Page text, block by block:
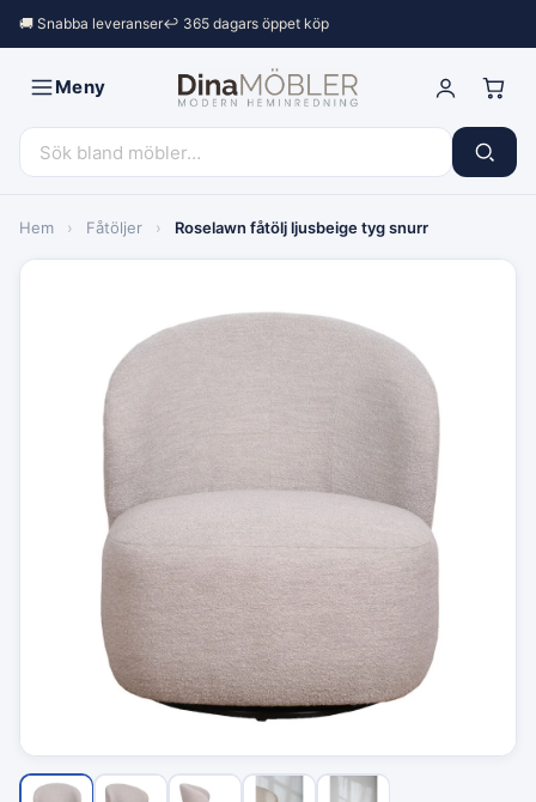
🚚 Snabba leveranser↩︎ 365 dagars öppet köp
Meny
Hem › Fåtöljer › Roselawn fåtölj ljusbeige tyg snurr